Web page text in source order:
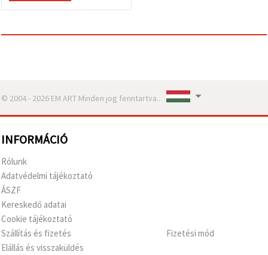
© 2004 - 2026 EM ART Minden jog fenntartva..
INFORMÁCIÓ
Rólunk
Adatvédelmi tájékoztató
ÁSZF
Kereskedő adatai
Cookie tájékoztató
Szállítás és fizetés
Elállás és visszaküldés
Fizetési mód